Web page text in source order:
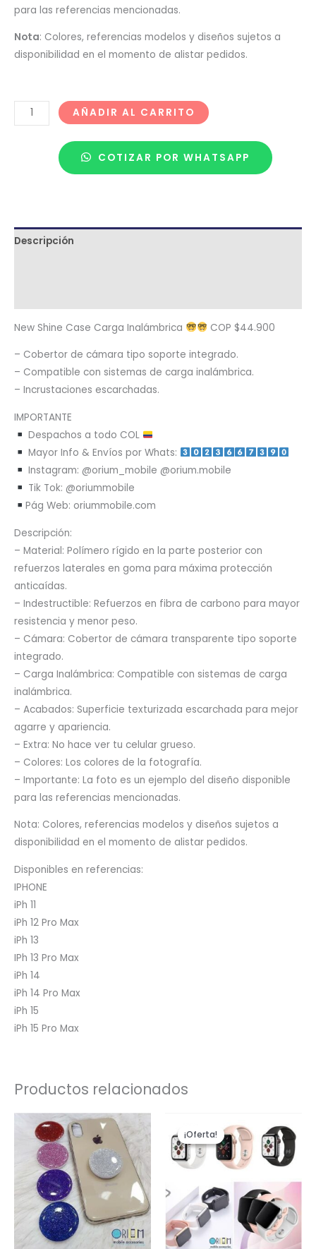
para las referencias mencionadas.
Nota: Colores, referencias modelos y diseños sujetos a
disponibilidad en el momento de alistar pedidos.
AÑADIR AL CARRITO
COTIZAR POR WHATSAPP
Descripción
New Shine Case Carga Inalámbrica COP $44.900
– Cobertor de cámara tipo soporte integrado.
– Compatible con sistemas de carga inalámbrica.
– Incrustaciones escarchadas.
IMPORTANTE
Despachos a todo COL
Mayor Info & Envíos por Whats:
Instagram: @orium_mobile @orium.mobile
Tik Tok: @oriummobile
Pág Web: oriummobile.com
Descripción:
– Material: Polímero rígido en la parte posterior con
refuerzos laterales en goma para máxima protección
anticaídas.
– Indestructible: Refuerzos en fibra de carbono para mayor
resistencia y menor peso.
– Cámara: Cobertor de cámara transparente tipo soporte
integrado.
– Carga Inalámbrica: Compatible con sistemas de carga
inalámbrica.
– Acabados: Superficie texturizada escarchada para mejor
agarre y apariencia.
– Extra: No hace ver tu celular grueso.
– Colores: Los colores de la fotografía.
– Importante: La foto es un ejemplo del diseño disponible
para las referencias mencionadas.
Nota: Colores, referencias modelos y diseños sujetos a
disponibilidad en el momento de alistar pedidos.
Disponibles en referencias:
IPHONE
iPh 11
iPh 12 Pro Max
iPh 13
IPh 13 Pro Max
iPh 14
iPh 14 Pro Max
iPh 15
iPh 15 Pro Max
Productos relacionados
¡Oferta!
¡Oferta!precio
original
era:
$179,900.
precio
actual
es:
$122,900.